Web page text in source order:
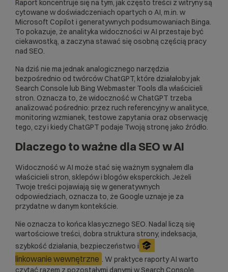
Raport koncentruje się na tym, jak często treści z witryny są
cytowane w doświadczeniach opartych o AI, m.in. w
Microsoft Copilot i generatywnych podsumowaniach Binga.
To pokazuje, że analityka widoczności w AI przestaje być
ciekawostką, a zaczyna stawać się osobną częścią pracy
nad SEO.
Na dziś nie ma jednak analogicznego narzędzia
bezpośrednio od twórców ChatGPT, które działałoby jak
Search Console lub Bing Webmaster Tools dla właścicieli
stron. Oznacza to, że widoczność w ChatGPT trzeba
analizować pośrednio: przez ruch referencyjny w analityce,
monitoring wzmianek, testowe zapytania oraz obserwację
tego, czy i kiedy ChatGPT podaje Twoją stronę jako źródło.
Dlaczego to ważne dla SEO w AI
Widoczność w AI może stać się ważnym sygnałem dla
właścicieli stron, sklepów i blogów eksperckich. Jeżeli
Twoje treści pojawiają się w generatywnych
odpowiedziach, oznacza to, że Google uznaje je za
przydatne w danym kontekście.
Nie oznacza to końca klasycznego SEO. Nadal liczą się
wartościowe treści, dobra struktura strony, indeksacja,
szybkość działania, bezpieczeństwo i
linkowanie wewnętrzne
. W praktyce raporty AI warto
czytać razem z pozostałymi danymi w Search Console.